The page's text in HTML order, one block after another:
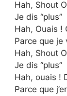
Hah, Shout
Je dis “plus”
Hah, Ouais !
Parce que je
Hah, Shout
Je dis “plus”
Hah, ouais !
Parce que